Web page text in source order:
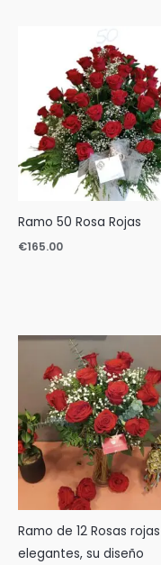
Ramo 50 Rosa Rojas
€165.00
Ramo de 12 Rosas rojas
elegantes, su diseño